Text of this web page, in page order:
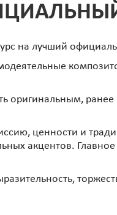
на лучший
оригинальным,
ценности и
акцентов. Главное